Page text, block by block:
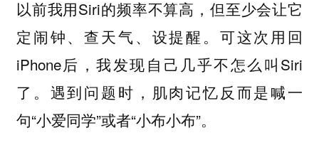
以前我用Siri的频率不算高，但至少会让它
定闹钟、查天气、设提醒。可这次用回
iPhone后，我发现自己几乎不怎么叫Siri
了。遇到问题时，肌肉记忆反而是喊一
句“小爱同学”或者“小布小布”。